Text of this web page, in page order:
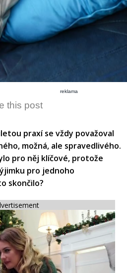
reklama
this post
praxí se vždy považoval
možná, ale spravedlivého.
pro něj klíčové, protože
pro jednoho
skončilo?